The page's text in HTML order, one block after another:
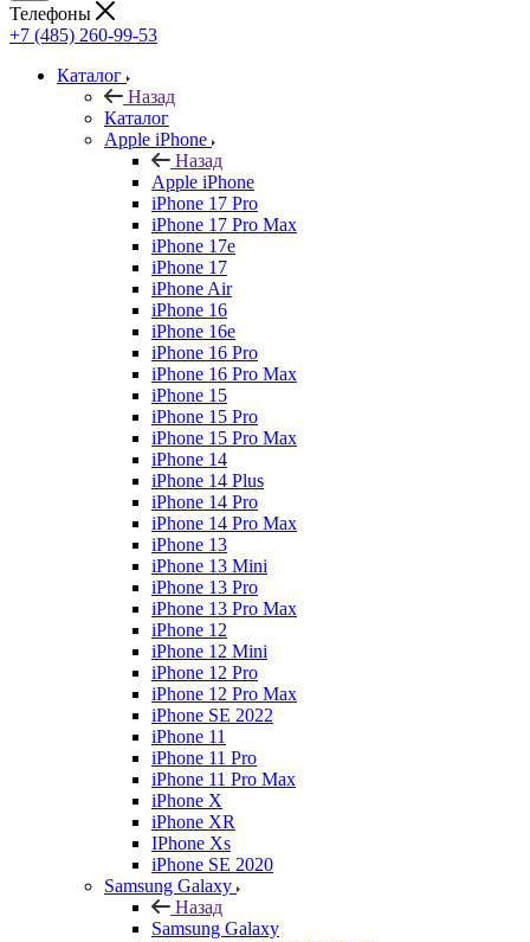
Телефоны
+7 (485) 260-99-53
Каталог
Назад
Каталог
Apple iPhone
Назад
Apple iPhone
iPhone 17 Pro
iPhone 17 Pro Max
iPhone 17e
iPhone 17
iPhone Air
iPhone 16
iPhone 16e
iPhone 16 Pro
iPhone 16 Pro Max
iPhone 15
iPhone 15 Pro
iPhone 15 Pro Max
iPhone 14
iPhone 14 Plus
iPhone 14 Pro
iPhone 14 Pro Max
iPhone 13
iPhone 13 Mini
iPhone 13 Pro
iPhone 13 Pro Max
iPhone 12
iPhone 12 Mini
iPhone 12 Pro
iPhone 12 Pro Max
iPhone SE 2022
iPhone 11
iPhone 11 Pro
iPhone 11 Pro Max
iPhone X
iPhone XR
IPhone Xs
iPhone SE 2020
Samsung Galaxy
Назад
Samsung Galaxy